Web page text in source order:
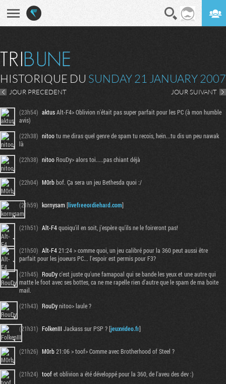
HISTORIQUE DU SUNDAY 21 JANUARY 2007
JOUR PRECEDENT JOUR SUIVANT
(23h54) aktusAlt-F4> Oblivion n'était pas super parfait pour les PC (à mon humble
avis)
(22h38) nitootu me diras quel genre de spam tu recois, hein...tu dis un peu nawak
là
(22h38) nitooRouDy> alors toi.....pas chiant déjà
(22h04) M0rbbof. Ça sera un jeu Bethesda quoi :/
(21h59) kornysam[livefreeordiehard.com]
(21h51) Alt-F4quoiqu'il en soit, j'espère qu'ils ne le foireront pas!
(21h50) Alt-F421:24 > comme quoi, un jeu calibré pour la 360 peut aussi être
parfait pour les joueurs PC... l'espoir est permis pour F3?
(21h45) RouDyc'est juste qu'une famapoal qui se bande les yeux et une autre qui
matte le foot avec ses bottes, ca ne me rapelle rien d'autre que le spam de ma boite
mail.
(21h43) RouDynitoo> laule ?
(21h31) FolkenIII Jackass sur PSP ? [jeuxvideo.fr]
(21h26) M0rb21:06 > toof> Comme avec Brotherhood of Steel ?
(21h24) toofet oblivion a été développé pour la 360, de l'aveu des dev :)